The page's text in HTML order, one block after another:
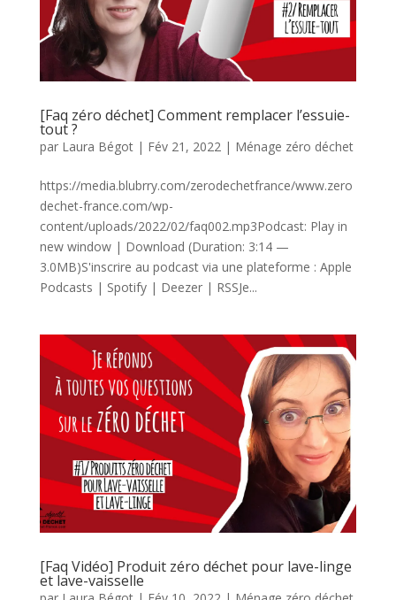
[Faq zéro déchet] Comment remplacer l’essuie-
tout ?
par Laura Bégot| Fév 21, 2022| Ménage zéro déchet
https://media.blubrry.com/zerodechetfrance/www.zero
dechet-france.com/wp-
content/uploads/2022/02/faq002.mp3Podcast: Play in
new window | Download (Duration: 3:14 —
3.0MB)S'inscrire au podcast via une plateforme : Apple
Podcasts | Spotify | Deezer | RSSJe...
[Faq Vidéo] Produit zéro déchet pour lave-linge
et lave-vaisselle